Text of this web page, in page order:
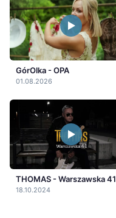
GórOlka - OPA
01.08.2026
THOMAS - Warszawska 41
18.10.2024